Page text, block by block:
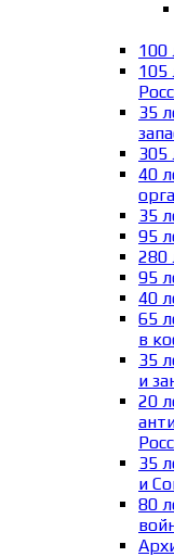
100
105
35
305
40
35
95
280
95
40
65
в
35
и
20
35
и
80